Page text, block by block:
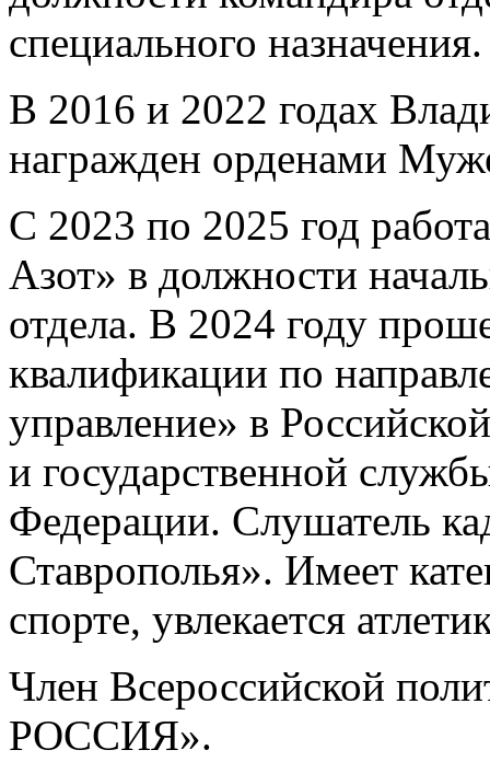
специального назначения.
В 2016 и 2022 годах
награжден орденами
С 2023 по 2025 год
Азот» в должности
отдела. В 2024 году
квалификации по
управление» в
и государственной
Федерации. Слушатель
Ставрополья». Имеет
спорте, увлекается
Член Всероссийской
РОССИЯ».